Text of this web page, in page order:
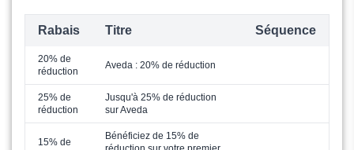
Rabais Titre Séquence
20% de
réduction
Aveda : 20% de réduction
25% de
réduction
Jusqu'à 25% de réduction
sur Aveda
15% de
Bénéficiez de 15% de